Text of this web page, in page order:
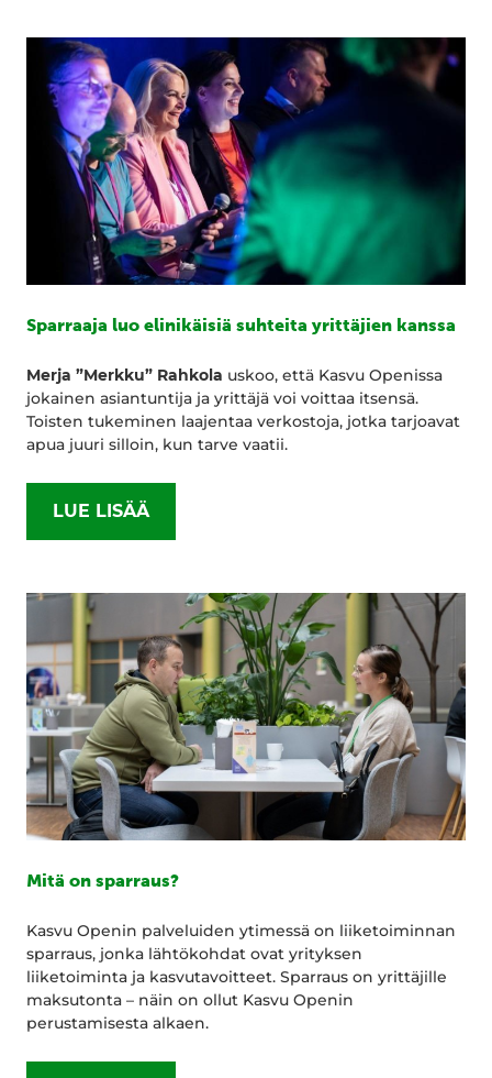
Sparraaja luo elinikäisiä suhteita yrittäjien kanssa
Merja ”Merkku” Rahkola uskoo, että Kasvu Openissa
jokainen asiantuntija ja yrittäjä voi voittaa itsensä.
Toisten tukeminen laajentaa verkostoja, jotka tarjoavat
apua juuri silloin, kun tarve vaatii.
LUE LISÄÄ
Mitä on sparraus?
Kasvu Openin palveluiden ytimessä on liiketoiminnan
sparraus, jonka lähtökohdat ovat yrityksen
liiketoiminta ja kasvutavoitteet. Sparraus on yrittäjille
maksutonta – näin on ollut Kasvu Openin
perustamisesta alkaen.